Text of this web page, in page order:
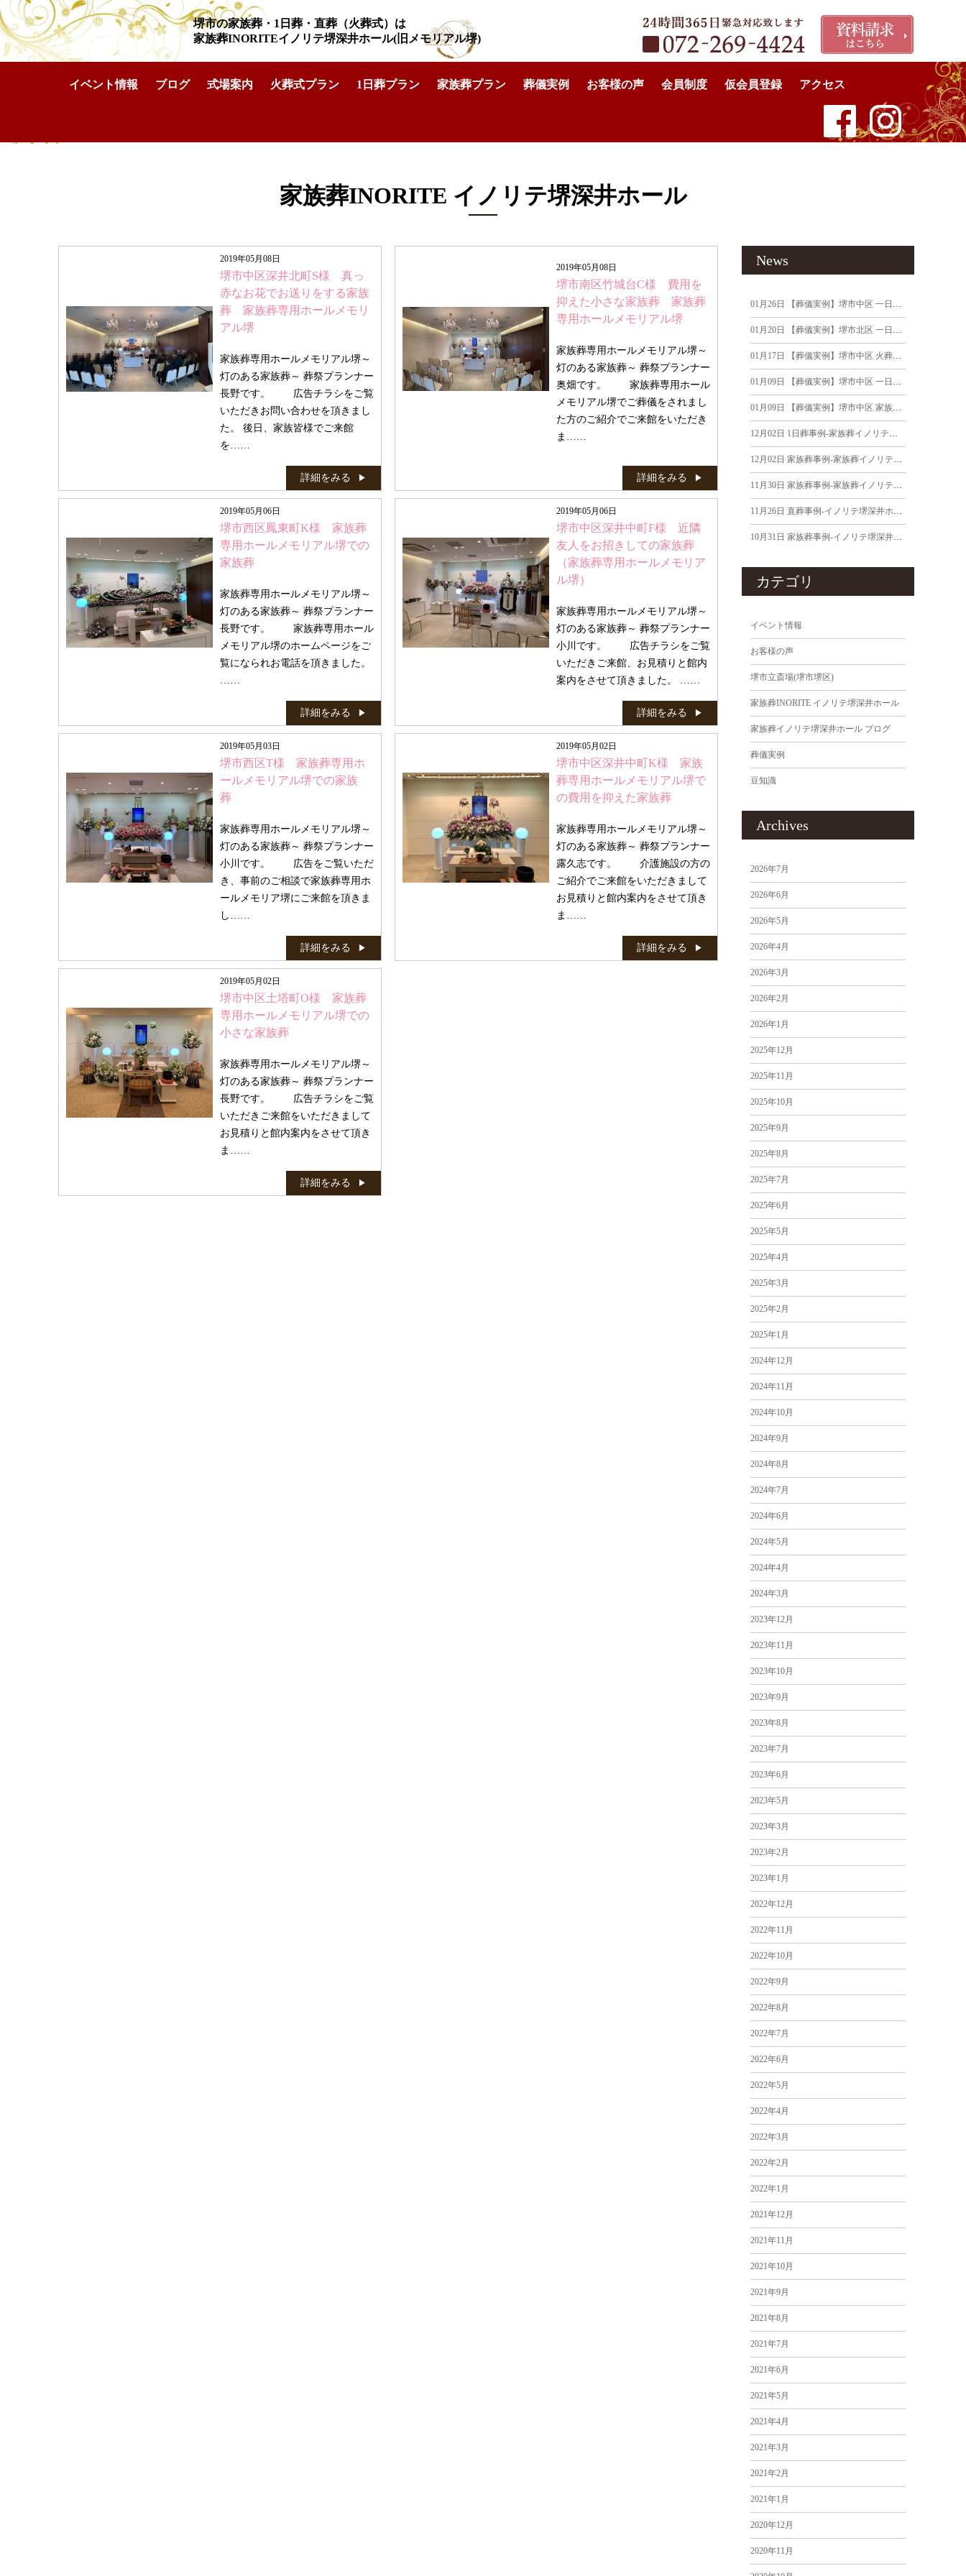
堺市の家族葬・1日葬・直葬（火葬式）は
家族葬INORITEイノリテ堺深井ホール(旧メモリアル堺)
イベント情報 ブログ 式場案内 火葬式プラン 1日葬プラン 家族葬プラン 葬儀実例 お客様の声 会員制度 仮会員登録 アクセス
家族葬INORITE イノリテ堺深井ホール
2019年05月08日
堺市中区深井北町S様 真っ
赤なお花でお送りをする家族
葬 家族葬専用ホールメモリ
アル堺
家族葬専用ホールメモリアル堺～
灯のある家族葬～ 葬祭プランナー
長野です。 広告チラシをご覧
いただきお問い合わせを頂きまし
た。 後日、家族皆様でご来館
を……
詳細をみる
2019年05月08日
堺市南区竹城台C様 費用を
抑えた小さな家族葬 家族葬
専用ホールメモリアル堺
家族葬専用ホールメモリアル堺～
灯のある家族葬～ 葬祭プランナー
奥畑です。 家族葬専用ホール
メモリアル堺でご葬儀をされまし
た方のご紹介でご来館をいただき
ま……
詳細をみる
2019年05月06日
堺市西区鳳東町K様 家族葬
専用ホールメモリアル堺での
家族葬
家族葬専用ホールメモリアル堺～
灯のある家族葬～ 葬祭プランナー
長野です。 家族葬専用ホール
メモリアル堺のホームページをご
覧になられお電話を頂きました。
……
詳細をみる
2019年05月06日
堺市中区深井中町F様 近隣
友人をお招きしての家族葬
（家族葬専用ホールメモリア
ル堺）
家族葬専用ホールメモリアル堺～
灯のある家族葬～ 葬祭プランナー
小川です。 広告チラシをご覧
いただきご来館、お見積りと館内
案内をさせて頂きました。 ……
詳細をみる
2019年05月03日
堺市西区T様 家族葬専用ホ
ールメモリアル堺での家族
葬
家族葬専用ホールメモリアル堺～
灯のある家族葬～ 葬祭プランナー
小川です。 広告をご覧いただ
き、事前のご相談で家族葬専用ホ
ールメモリア堺にご来館を頂きま
し……
詳細をみる
2019年05月02日
堺市中区深井中町K様 家族
葬専用ホールメモリアル堺で
の費用を抑えた家族葬
家族葬専用ホールメモリアル堺～
灯のある家族葬～ 葬祭プランナー
露久志です。 介護施設の方の
ご紹介でご来館をいただきまして
お見積りと館内案内をさせて頂き
ま……
詳細をみる
2019年05月02日
堺市中区土塔町O様 家族葬
専用ホールメモリアル堺での
小さな家族葬
家族葬専用ホールメモリアル堺～
灯のある家族葬～ 葬祭プランナー
長野です。 広告チラシをご覧
いただきご来館をいただきまして
お見積りと館内案内をさせて頂き
ま……
詳細をみる
News
01月26日 【葬儀実例】堺市中区 一日葬｜2026年1月19日
01月20日 【葬儀実例】堺市北区 一日葬｜2026年1月15日
01月17日 【葬儀実例】堺市中区 火葬式｜2026年1月12日
01月09日 【葬儀実例】堺市中区 一日葬｜2025年12月29日
01月09日 【葬儀実例】堺市中区 家族葬｜2025年12月27日
12月02日 1日葬事例-家族葬イノリテ堺深井ホールでの1日葬実例-2025年11月30日
12月02日 家族葬事例-家族葬イノリテ堺深井ホールでの1日葬実例-2025年11月28日
11月30日 家族葬事例-家族葬イノリテ堺深井ホールでの葬儀実例-2025年11月28日
11月26日 直葬事例-イノリテ堺深井ホールでの葬儀実例-2025年11月25日
10月31日 家族葬事例-イノリテ堺深井ホールでの葬儀実例-2025年10月20日
カテゴリ
イベント情報
お客様の声
堺市立斎場(堺市堺区)
家族葬INORITE イノリテ堺深井ホール
家族葬イノリテ堺深井ホール ブログ
葬儀実例
豆知識
Archives
2026年7月
2026年6月
2026年5月
2026年4月
2026年3月
2026年2月
2026年1月
2025年12月
2025年11月
2025年10月
2025年9月
2025年8月
2025年7月
2025年6月
2025年5月
2025年4月
2025年3月
2025年2月
2025年1月
2024年12月
2024年11月
2024年10月
2024年9月
2024年8月
2024年7月
2024年6月
2024年5月
2024年4月
2024年3月
2023年12月
2023年11月
2023年10月
2023年9月
2023年8月
2023年7月
2023年6月
2023年5月
2023年3月
2023年2月
2023年1月
2022年12月
2022年11月
2022年10月
2022年9月
2022年8月
2022年7月
2022年6月
2022年5月
2022年4月
2022年3月
2022年2月
2022年1月
2021年12月
2021年11月
2021年10月
2021年9月
2021年8月
2021年7月
2021年6月
2021年5月
2021年4月
2021年3月
2021年2月
2021年1月
2020年12月
2020年11月